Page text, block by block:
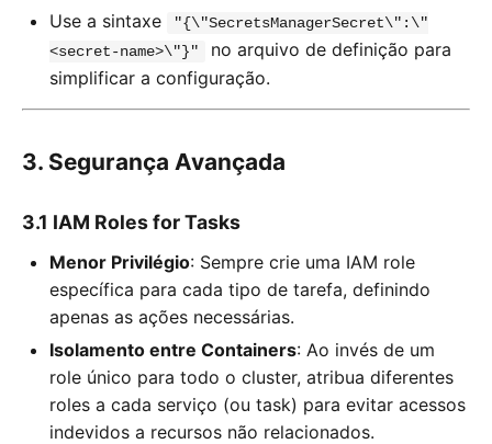
Use a sintaxe
"{\"SecretsManagerSecret\":\"
<secret-name>\"}"
no arquivo de definição para
simplificar a configuração.
3. Segurança Avançada
3.1 IAM Roles for Tasks
Menor Privilégio: Sempre crie uma IAM role
específica para cada tipo de tarefa, definindo
apenas as ações necessárias.
Isolamento entre Containers: Ao invés de um
role único para todo o cluster, atribua diferentes
roles a cada serviço (ou task) para evitar acessos
indevidos a recursos não relacionados.